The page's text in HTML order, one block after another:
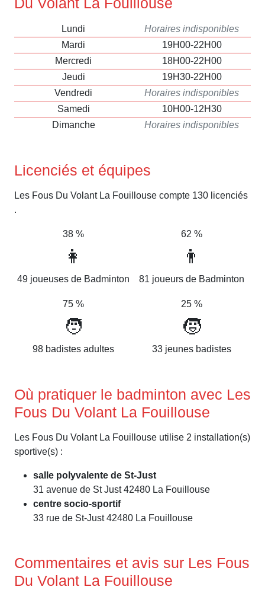
Lundi
Horaires indisponibles
Mardi
19H00-22H00
Mercredi
18H00-22H00
Jeudi
19H30-22H00
Vendredi
Horaires indisponibles
Samedi
10H00-12H30
Dimanche
Horaires indisponibles
Licenciés et équipes
Les Fous Du Volant La Fouillouse compte 130 licenciés
.
38 % 62 %
👩 👨
49 joueuses de Badminton 81 joueurs de Badminton
75 % 25 %
🧑 🧒
98 badistes adultes 33 jeunes badistes
Où pratiquer le badminton avec Les
Fous Du Volant La Fouillouse
Les Fous Du Volant La Fouillouse utilise 2 installation(s)
sportive(s) :
salle polyvalente de St-Just
31 avenue de St Just 42480 La Fouillouse
centre socio-sportif
33 rue de St-Just 42480 La Fouillouse
Commentaires et avis sur Les Fous
Du Volant La Fouillouse